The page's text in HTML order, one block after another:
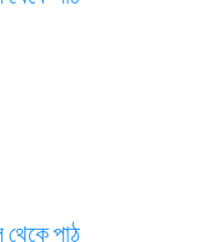
থেকে পাঠ